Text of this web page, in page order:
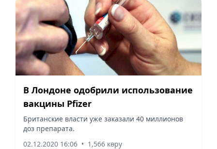
В Лондоне одобрили использование
вакцины Pfizer
Британские власти уже заказали 40 миллионов
доз препарата.
02.12.2020 16:06 • 1,566 көру